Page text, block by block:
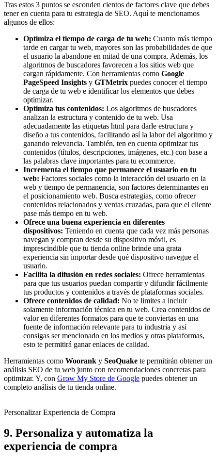
Tras estos 3 puntos se esconden cientos de factores clave que debes
tener en cuenta para tu estrategia de SEO. Aquí te mencionamos
algunos de ellos:
Optimiza el tiempo de carga de tu web: Cuanto más tiempo
tarde en cargar tu web, mayores son las probabilidades de que
el usuario la abandone en mitad de una compra. Además, los
algoritmos de buscadores favorecen a los sitios web que
cargan rápidamente. Con herramientas como Google
PageSpeed Insights y GTMetrix puedes conocer el tiempo
de carga de tu web e identificar los elementos que debes
optimizar.
Optimiza tus contenidos: Los algoritmos de buscadores
analizan la estructura y contenido de tu web. Usa
adecuadamente las etiquetas html para darle estructura y
diseño a tus contenidos, facilitando así la labor del algoritmo y
ganando relevancia. También, ten en cuenta optimizar tus
contenidos (títulos, descripciones, imágenes, etc.) con base a
las palabras clave importantes para tu ecommerce.
Incrementa el tiempo que permanece el usuario en tu
web: Factores sociales como la interacción del usuario en la
web y tiempo de permanencia, son factores determinantes en
el posicionamiento web. Busca estrategias, como ofrecer
contenidos relacionados y ventas cruzadas, para que el cliente
pase más tiempo en tu web.
Ofrece una buena experiencia en diferentes
dispositivos: Teniendo en cuenta que cada vez más personas
navegan y compran desde su dispositivo móvil, es
imprescindible que tu tienda online brinde una grata
experiencia sin importar desde qué dispositivo navegue el
usuario.
Facilita la difusión en redes sociales: Ofrece herramientas
para que tus usuarios puedan compartir y difundir fácilmente
tus productos y contenidos a través de plataformas sociales.
Ofrece contenidos de calidad: No te limites a incluir
solamente información técnica en tu web. Crea contenidos de
valor en diferentes formatos para que te conviertas en una
fuente de información relevante para tu industria y así
consigas ser mencionado en los medios y otras plataformas,
esto te permitirá ganar enlaces de calidad.
Herramientas como Woorank y SeoQuake te permitirán obtener un
análisis SEO de tu web junto con recomendaciones concretas para
optimizar. Y, con Grow My Store de Google puedes obtener un
completo análisis de tu tienda online.
Personalizar Experiencia de Compra
9. Personaliza y automatiza la
experiencia de compra